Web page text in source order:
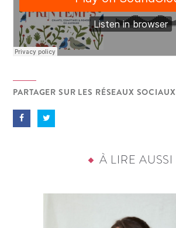
PARTAGER SUR LES RÉSEAUX SOCIAUX
À LIRE AUSSI